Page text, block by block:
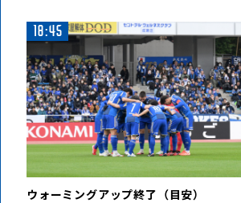
18:45
ウォーミングアップ終了（目安）